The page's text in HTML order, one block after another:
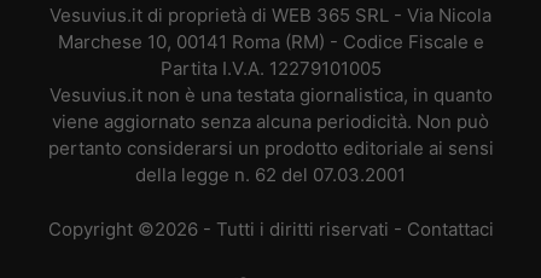
Vesuvius.it di proprietà di WEB 365 SRL - Via Nicola
Marchese 10, 00141 Roma (RM) - Codice Fiscale e
Partita I.V.A. 12279101005
Vesuvius.it non è una testata giornalistica, in quanto
viene aggiornato senza alcuna periodicità. Non può
pertanto considerarsi un prodotto editoriale ai sensi
della legge n. 62 del 07.03.2001
Copyright ©2026 - Tutti i diritti riservati - Contattaci